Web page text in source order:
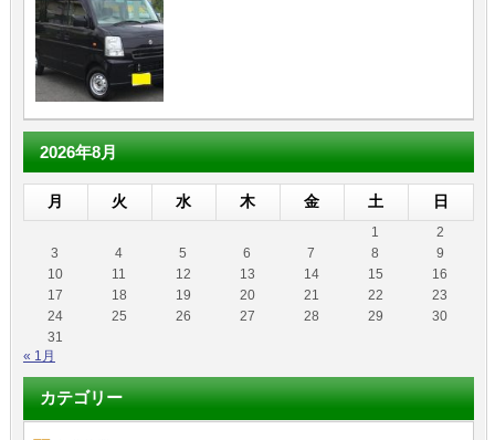
2026年8月
月 火 水 木 金 土 日
1
2
3
4 5 6 7 8
9
10
11 12 13 14 15
16
17
18 19 20 21 22
23
24
25 26 27 28 29
30
31
« 1月
カテゴリー